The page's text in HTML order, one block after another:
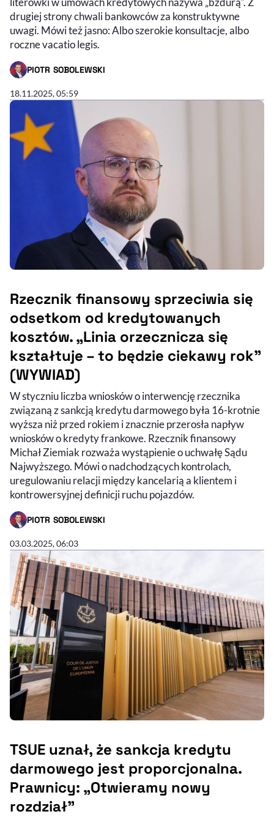
drugiej strony chwali bankowców za konstruktywne
uwagi. Mówi też jasno: Albo szerokie konsultacje, albo
roczne vacatio legis.
PIOTR SOBOLEWSKI
- AUTOR ARTYKUŁU - PROFIL
18.11.2025, 05:59
Rzecznik finansowy sprzeciwia się
odsetkom od kredytowanych
kosztów. „Linia orzecznicza się
kształtuje – to będzie ciekawy rok”
(WYWIAD)
W styczniu liczba wniosków o interwencję rzecznika
związaną z sankcją kredytu darmowego była 16-krotnie
wyższa niż przed rokiem i znacznie przerosła napływ
wniosków o kredyty frankowe. Rzecznik finansowy
Michał Ziemiak rozważa wystąpienie o uchwałę Sądu
Najwyższego. Mówi o nadchodzących kontrolach,
uregulowaniu relacji między kancelarią a klientem i
kontrowersyjnej definicji ruchu pojazdów.
PIOTR SOBOLEWSKI
- AUTOR ARTYKUŁU - PROFIL
03.03.2025, 06:03
TSUE uznał, że sankcja kredytu
darmowego jest proporcjonalna.
Prawnicy: „Otwieramy nowy
rozdział”